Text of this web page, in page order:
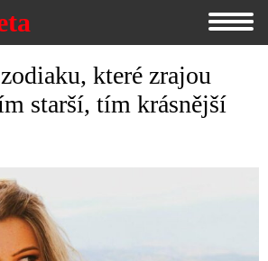
které zrajou
starší, tím krásnější